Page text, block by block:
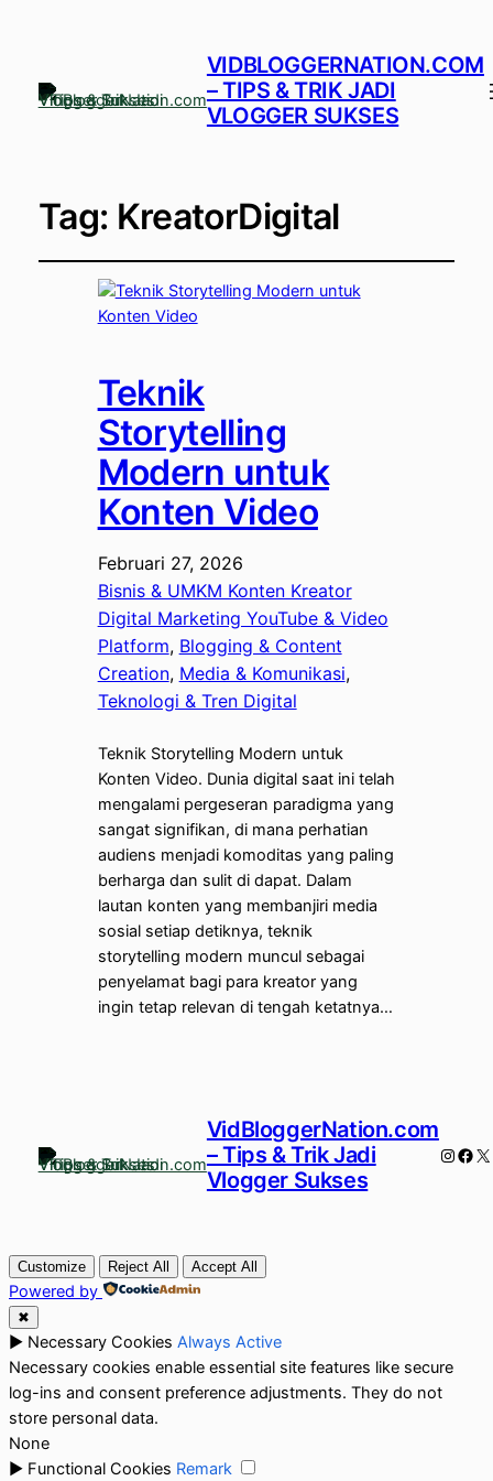
VIDBLOGGERNATION.COM
– TIPS & TRIK JADI
VLOGGER SUKSES
Tag: KreatorDigital
Teknik
Storytelling
Modern untuk
Konten Video
Februari 27, 2026
Bisnis & UMKM Konten Kreator
Digital Marketing YouTube & Video
Platform, Blogging & Content
Creation, Media & Komunikasi ,
Teknologi & Tren Digital
Teknik Storytelling Modern untuk
Konten Video. Dunia digital saat ini telah
mengalami pergeseran paradigma yang
sangat signifikan, di mana perhatian
audiens menjadi komoditas yang paling
berharga dan sulit di dapat. Dalam
lautan konten yang membanjiri media
sosial setiap detiknya, teknik
storytelling modern muncul sebagai
penyelamat bagi para kreator yang
ingin tetap relevan di tengah ketatnya…
VidBloggerNation.com
– Tips & Trik Jadi
Vlogger Sukses
X
Customize Reject All Accept All
Powered by
✖
► Necessary Cookies Always Active
Necessary cookies enable essential site features like secure
log-ins and consent preference adjustments. They do not
store personal data.
None
► Functional Cookies Remark